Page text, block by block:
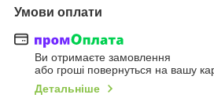
Умови оплати
Ви отримаєте замовлення
або гроші повернуться на вашу
Детальніше